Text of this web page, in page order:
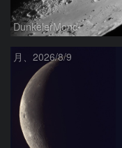
DunkelerMond
月、2026/8/9